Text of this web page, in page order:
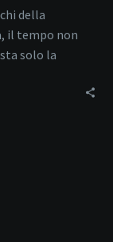
della
il tempo non
solo la